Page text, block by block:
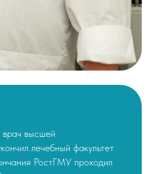
высшей
лечебный факультет
РостГМУ проходил